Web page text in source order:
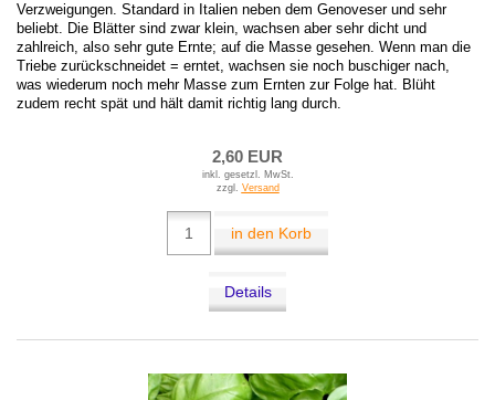
Verzweigungen. Standard in Italien neben dem Genoveser und sehr
beliebt. Die Blätter sind zwar klein, wachsen aber sehr dicht und
zahlreich, also sehr gute Ernte; auf die Masse gesehen. Wenn man die
Triebe zurückschneidet = erntet, wachsen sie noch buschiger nach,
was wiederum noch mehr Masse zum Ernten zur Folge hat. Blüht
zudem recht spät und hält damit richtig lang durch.
2,60 EUR
inkl. gesetzl. MwSt.
zzgl. Versand
in den Korb
Details